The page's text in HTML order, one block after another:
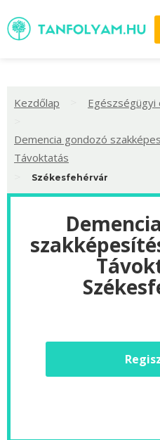
Kezdőlap Egészségügyi
Demencia gondozó
Távoktatás
Székesfehérvár